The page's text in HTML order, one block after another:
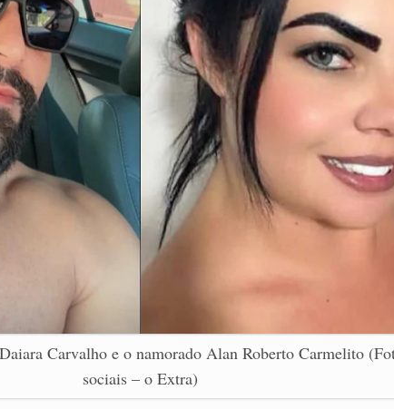
Carvalho e o namorado Alan Roberto Carmelito
sociais – o Extra)